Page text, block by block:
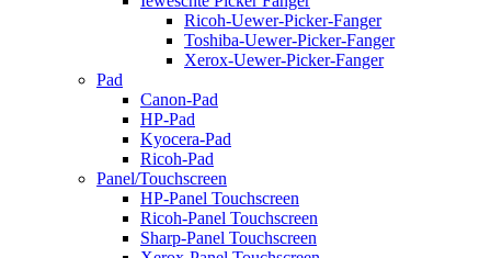
Ricoh-Uewer-Picker-Fanger
Toshiba-Uewer-Picker-Fanger
Xerox-Uewer-Picker-Fanger
Pad
Canon-Pad
HP-Pad
Kyocera-Pad
Ricoh-Pad
Panel/Touchscreen
HP-Panel Touchscreen
Ricoh-Panel Touchscreen
Sharp-Panel Touchscreen